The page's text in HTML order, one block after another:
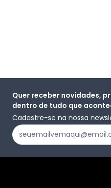
Quer receber novidades,
dentro de tudo que
Cadastre-se na nossa